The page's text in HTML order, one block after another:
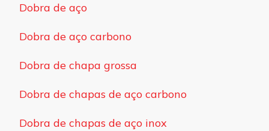
Dobra de aço
Dobra de aço carbono
Dobra de chapa grossa
Dobra de chapas de aço carbono
Dobra de chapas de aço inox